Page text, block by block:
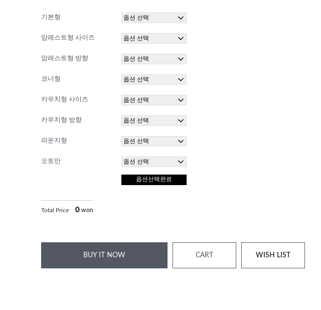
기본형
암레스트형 사이즈
암레스트형 방향
코너형
카우치형 사이즈
카우치형 방향
라운지형
오토만
옵션선택완료
Total Price 0 won
BUY IT NOW CART WISH LIST